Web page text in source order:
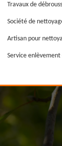
Travaux de
Société de
Artisan pour
Service